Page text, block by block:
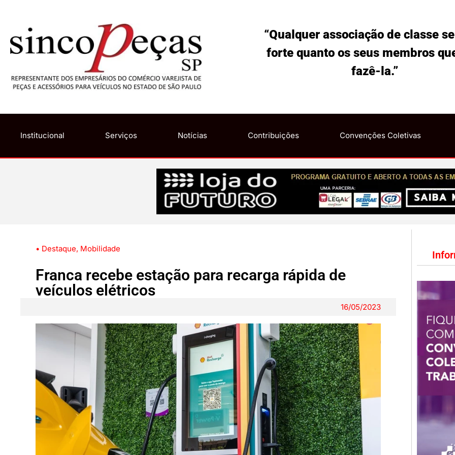
“Qualquer associação de classe
forte quanto os seus membros
fazê-la.”
Institucional Serviços Notícias Contribuições Convenções Coletivas
• Destaque, Mobilidade
Franca recebe estação para recarga rápida de
veículos elétricos
16/05/2023